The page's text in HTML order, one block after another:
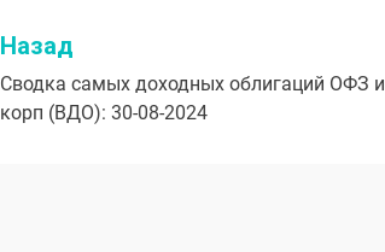
Навигация
по
Назад
Сводка самых доходных облигаций ОФЗ и
корп (ВДО): 30-08-2024